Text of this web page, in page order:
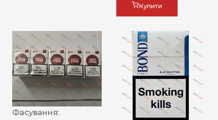
Купити
Фасування: